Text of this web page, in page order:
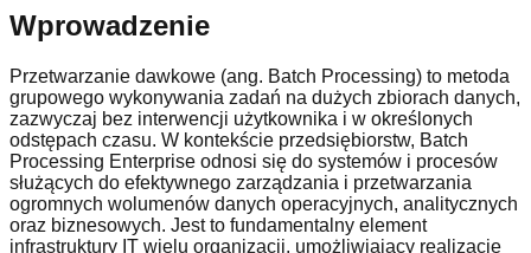
Wprowadzenie
Przetwarzanie dawkowe (ang. Batch Processing) to metoda
grupowego wykonywania zadań na dużych zbiorach danych,
zazwyczaj bez interwencji użytkownika i w określonych
odstępach czasu. W kontekście przedsiębiorstw, Batch
Processing Enterprise odnosi się do systemów i procesów
służących do efektywnego zarządzania i przetwarzania
ogromnych wolumenów danych operacyjnych, analitycznych
oraz biznesowych. Jest to fundamentalny element
infrastruktury IT wielu organizacji, umożliwiający realizację